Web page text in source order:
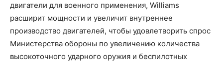
двигатели для военного применения, Williams
расширит мощности и увеличит внутреннее
производство двигателей, чтобы удовлетворить спрос
Министерства обороны по увеличению количества
высокоточного ударного оружия и беспилотных